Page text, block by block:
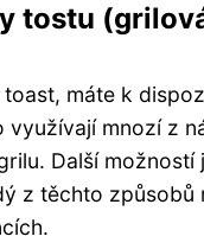
tostu
máte k
mnozí z
Další
z těchto